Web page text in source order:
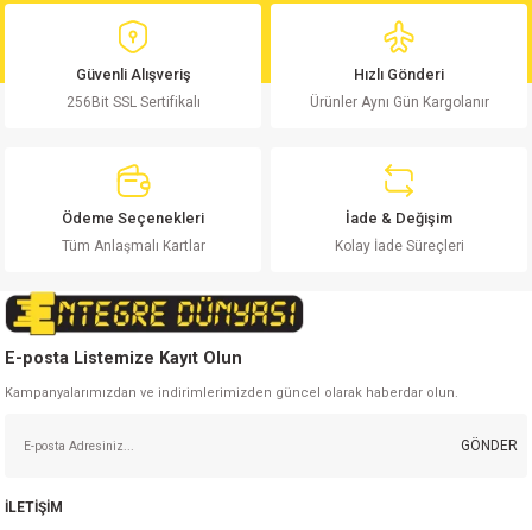
Ürün bilgilerinde hatalar bulunuyor.
Ürün fiyatı diğer sitelerden daha pahalı.
Bu ürüne benzer farklı alternatifler olmalı.
Güvenli Alışveriş
256Bit SSL Sertifikalı
Hızlı Gönderi
Ürünler Aynı Gün Kargolanır
Ödeme Seçenekleri
Tüm Anlaşmalı Kartlar
İade & Değişim
Kolay İade Süreçleri
E-posta Listemize Kayıt Olun
Kampanyalarımızdan ve indirimlerimizden güncel olarak haberdar olun.
GÖNDER
İLETİŞİM